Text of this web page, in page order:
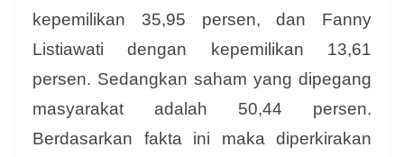
kepemilikan 35,95 persen, dan Fanny
Listiawati dengan kepemilikan 13,61
persen. Sedangkan saham yang dipegang
masyarakat adalah 50,44 persen.
Berdasarkan fakta ini maka diperkirakan